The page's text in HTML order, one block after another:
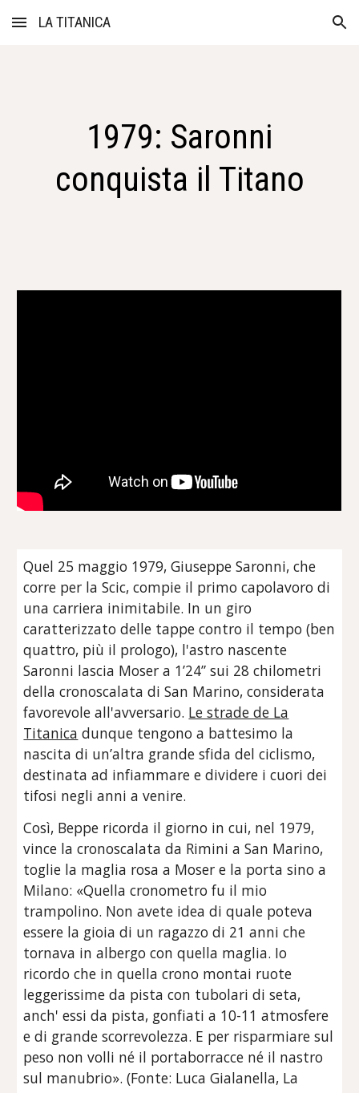
Skip to main content Skip to navigation
LA TITANICA
1979: Saronni
conquista il Titano
Quel 25 maggio 1979, Giuseppe Saronni, che
corre per la Scic, compie il primo capolavoro di
una carriera inimitabile. In un giro
caratterizzato delle tappe contro il tempo (ben
quattro, più il prologo), l'astro nascente
Saronni lascia Moser a 1’24” sui 28 chilometri
della cronoscalata di San Marino, considerata
favorevole all'avversario. Le strade de La
Titanica dunque tengono a battesimo la
nascita di un’altra grande sfida del ciclismo,
destinata ad infiammare e dividere i cuori dei
tifosi negli anni a venire.
Così, Beppe ricorda il giorno in cui, nel 1979,
vince la cronoscalata da Rimini a San Marino,
toglie la maglia rosa a Moser e la porta sino a
Milano: «Quella cronometro fu il mio
trampolino. Non avete idea di quale poteva
essere la gioia di un ragazzo di 21 anni che
tornava in albergo con quella maglia. Io
ricordo che in quella crono montai ruote
leggerissime da pista con tubolari di seta,
anch' essi da pista, gonfiati a 10-11 atmosfere
e di grande scorrevolezza. E per risparmiare sul
peso non volli né il portaborracce né il nastro
sul manubrio». (Fonte: Luca Gialanella, La